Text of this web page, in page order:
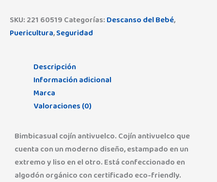
SKU:221 60519Categorías:Descanso del Bebé,
Puericultura,Seguridad
Descripción
Información adicional
Marca
Valoraciones (0)
Bimbicasual cojín antivuelco. Cojín antivuelco que
cuenta con un moderno diseño, estampado en un
extremo y liso en el otro. Está confeccionado en
algodón orgánico con certificado eco-friendly.